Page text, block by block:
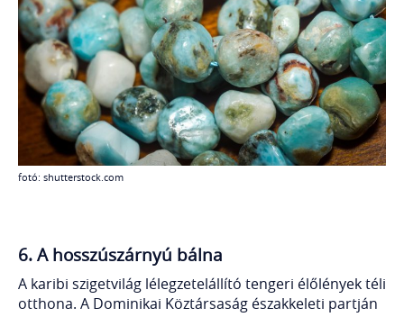
fotó: shutterstock.com
6. A hosszúszárnyú bálna
A karibi szigetvilág lélegzetelállító tengeri élőlények téli
otthona. A Dominikai Köztársaság északkeleti partján